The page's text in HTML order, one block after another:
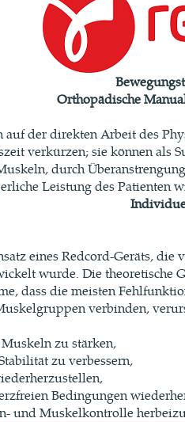
Orthopädische
auf der direkten Arbeit des
verkürzen; sie können
durch
Leistung des Patienten
eines Redcord-Geräts,
wurde. Die
dass die meisten
verbinden,
zu stärken,
zu verbessern,
Bedingungen
und Muskelkontrolle